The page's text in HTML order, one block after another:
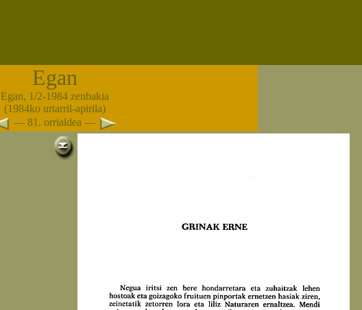
Egan
Egan, 1/2-1984 zenbakia
(1984ko urtarril-apirila)
— 81. orrialdea —